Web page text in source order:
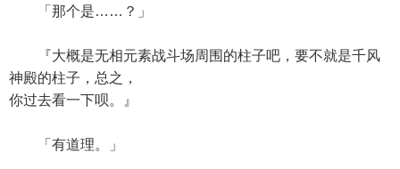
「那个是……？」
『大概是无相元素战斗场周围的柱子吧，要不就是千风
神殿的柱子，总之，
你过去看一下呗。』
「有道理。」